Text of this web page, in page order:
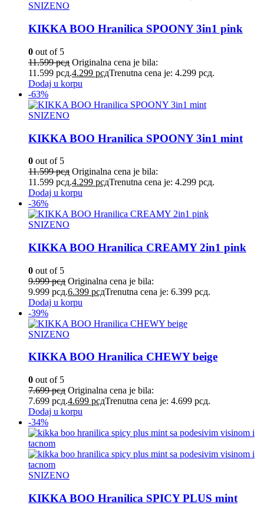
SNIZENO
KIKKA BOO Hranilica SPOONY 3in1 pink
0 out of 5
11.599рсд Originalna cena je bila:
11.599 рсд.4.299 рсдTrenutna cena je: 4.299 рсд.
Dodaj u korpu
-63%
SNIZENO
KIKKA BOO Hranilica SPOONY 3in1 mint
0 out of 5
11.599рсд Originalna cena je bila:
11.599 рсд.4.299 рсдTrenutna cena je: 4.299 рсд.
Dodaj u korpu
-36%
SNIZENO
KIKKA BOO Hranilica CREAMY 2in1 pink
0 out of 5
9.999рсд Originalna cena je bila:
9.999 рсд.6.399 рсдTrenutna cena je: 6.399 рсд.
Dodaj u korpu
-39%
SNIZENO
KIKKA BOO Hranilica CHEWY beige
0 out of 5
7.699рсд Originalna cena je bila:
7.699 рсд.4.699 рсдTrenutna cena je: 4.699 рсд.
Dodaj u korpu
-34%
SNIZENO
KIKKA BOO Hranilica SPICY PLUS mint